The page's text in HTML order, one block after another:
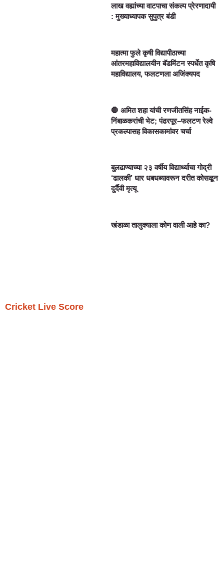
लाख वह्यांच्या वाटपाचा संकल्प प्रेरणादायी
: मुख्याध्यापक सुपुत्र बंडी
महात्मा फुले कृषी विद्यापीठाच्या
आंतरमहाविद्यालयीन बॅडमिंटन स्पर्धेत कृषि
महाविद्यालय, फलटणला अजिंक्यपद
🛑 अमित शहा यांची रणजीतसिंह नाईक-
निंबाळकरांची भेट; पंढरपूर–फलटण रेल्वे
प्रकल्पासह विकासकामांवर चर्चा
बुलढाण्याच्या २३ वर्षीय विद्यार्थ्याचा गोद्री
‘ढालकी’ धार धबधब्यावरून दरीत कोसळून
दुर्दैवी मृत्यू
खंडाळा तालुक्याला कोण वाली आहे का?
Cricket Live Score